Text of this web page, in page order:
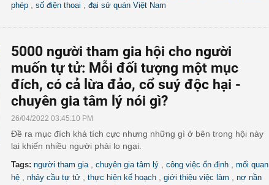
phép
số điện thoại đại sứ quán Việt Nam
5000 người tham gia hội cho người
muốn tự tử: Mỗi đối tượng một mục
đích, có cả lừa đảo, cổ suý độc hại -
chuyên gia tâm lý nói gì?
26/04/2022 03:45:10 PM
Đề ra mục đích khá tích cực nhưng những gì ở bên trong hội này
lại khiến nhiều người phải lo ngại.
Tags: người tham gia chuyên gia tâm lý công việc ổn định
mối quan
hệ
nhảy cầu tự tử thực hiện kế hoạch giới thiệu việc làm
nợ nần